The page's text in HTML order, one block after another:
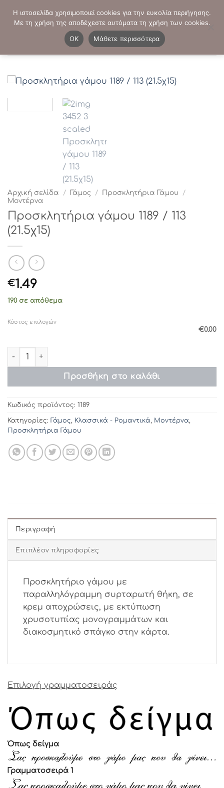
στο
ΤΗΛΕΦΩΝΙΚΕΣ ΠΑΡΑΓΓΕΛΙΕΣ: - 2103821941
Αρχική σελίδα / Γάμος / Προσκλητήρια Γάμου
/
Μοντέρνα
Προσκλητήρια γάμου 1189 / 113
(21.5χ15)
€1.49
190 σε απόθεμα
Κόστος επιλογών
€0.00
Προσκλητήρια γάμου 1189 / 113 (21.5χ15) ποσότητα
Προσθήκη στο καλάθι
Κωδικός προϊόντος: 1189
Κατηγορίες: Γάμος, Κλασσικά - Ρομαντικά, Μοντέρνα,
Προσκλητήρια Γάμου
Περιγραφή
Επιπλέον πληροφορίες
Προσκλητήριο γάμου με
παραλληλόγραμμη συρταρωτή θήκη, σε
κρεμ αποχρώσεις, με εκτύπωση
χρυσοτυπίας μονογραμμάτων και
διακοσμητικό σπάγκο στην κάρτα.
Επιλογή γραμματοσειράς
Όπως δείγμα
Γραμματοσειρά 1
Η ιστοσελίδα χρησιμοποιεί cookies για την ευκολία περιήγησης.
Με τη χρήση της αποδέχεστε αυτόματα τη χρήση των cookies.
OK
Μάθετε περισσότερα